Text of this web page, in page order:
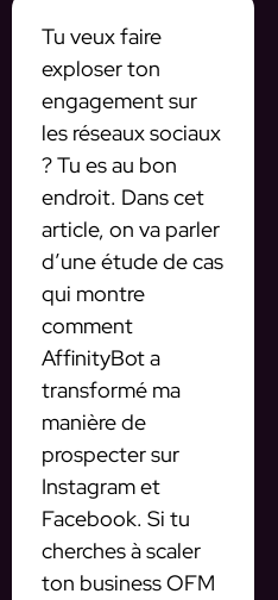
Tu veux faire
exploser ton
engagement sur
les réseaux sociaux
? Tu es au bon
endroit. Dans cet
article, on va parler
d’une étude de cas
qui montre
comment
AffinityBot a
transformé ma
manière de
prospecter sur
Instagram et
Facebook. Si tu
cherches à scaler
ton business OFM